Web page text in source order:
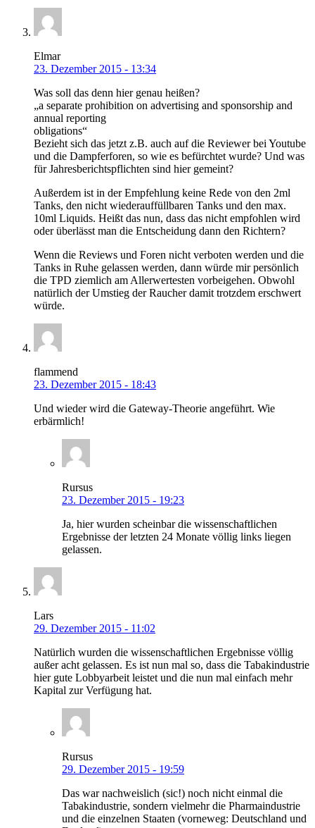
Elmar
23. Dezember 2015 - 13:34
Was soll das denn hier genau heißen?
„a separate prohibition on advertising and sponsorship and
annual reporting
obligations“
Bezieht sich das jetzt z.B. auch auf die Reviewer bei Youtube
und die Dampferforen, so wie es befürchtet wurde? Und was
für Jahresberichtspflichten sind hier gemeint?
Außerdem ist in der Empfehlung keine Rede von den 2ml
Tanks, den nicht wiederauffüllbaren Tanks und den max.
10ml Liquids. Heißt das nun, dass das nicht empfohlen wird
oder überlässt man die Entscheidung dann den Richtern?
Wenn die Reviews und Foren nicht verboten werden und die
Tanks in Ruhe gelassen werden, dann würde mir persönlich
die TPD ziemlich am Allerwertesten vorbeigehen. Obwohl
natürlich der Umstieg der Raucher damit trotzdem erschwert
würde.
flammend
23. Dezember 2015 - 18:43
Und wieder wird die Gateway-Theorie angeführt. Wie
erbärmlich!
Rursus
23. Dezember 2015 - 19:23
Ja, hier wurden scheinbar die wissenschaftlichen
Ergebnisse der letzten 24 Monate völlig links liegen
gelassen.
Lars
29. Dezember 2015 - 11:02
Natürlich wurden die wissenschaftlichen Ergebnisse völlig
außer acht gelassen. Es ist nun mal so, dass die Tabakindustrie
hier gute Lobbyarbeit leistet und die nun mal einfach mehr
Kapital zur Verfügung hat.
Rursus
29. Dezember 2015 - 19:59
Das war nachweislich (sic!) noch nicht einmal die
Tabakindustrie, sondern vielmehr die Pharmaindustrie
und die einzelnen Staaten (vorneweg: Deutschland und